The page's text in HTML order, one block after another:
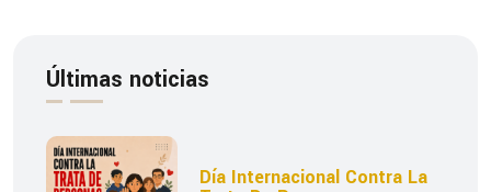
Últimas noticias
Día Internacional Contra La